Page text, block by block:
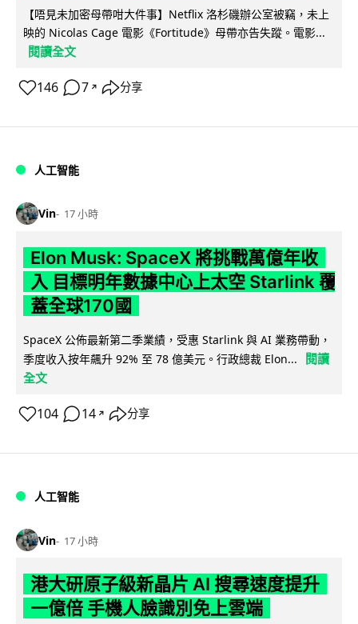
【唔見未加密母帶咁大件事】Netflix 洛杉磯辦公室被竊，未上
映的 Nicolas Cage 電影《Fortitude》母帶亦告失蹤。電影...
閱讀全文
146 7 ↗ 分享
人工智能
Vin 17 小時
Elon Musk: SpaceX 將挑戰萬億年收
入 目標明年數據中心上太空 Starlink 覆
蓋全球170國
SpaceX 公佈最新第二季業績，受惠 Starlink 與 AI 業務帶動，
季度收入按年飆升 92% 至 78 億美元。行政總裁 Elon...
閱讀
全文
104 14 ↗ 分享
人工智能
Vin 17 小時
港大研原子級新晶片 AI 搜尋速度提升
一億倍 手機人臉識別免上雲端